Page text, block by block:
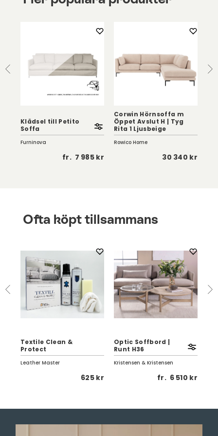
Klädsel till Petito
Soffa
Furninova
fr. 7 985 kr
Corwin Hörnsoffa m
Öppet Avslut H | Tyg
Rita 1 Ljusbeige
Rowico Home
30 340 kr
Ofta köpt tillsammans
Textile Clean &
Protect
Leather Master
625 kr
Optic Soffbord |
Runt H36
Kristensen & Kristensen
fr. 6 510 kr